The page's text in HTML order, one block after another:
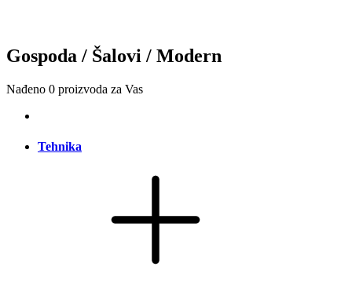
Gospoda / Šalovi / Modern
Nađeno 0 proizvoda za Vas
Tehnika